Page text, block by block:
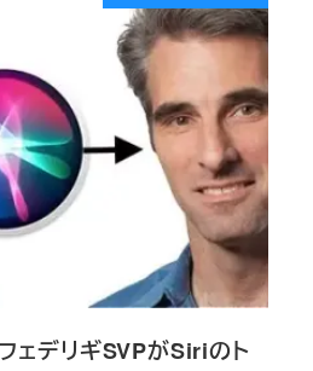
ェデリギSVPがSiriのト